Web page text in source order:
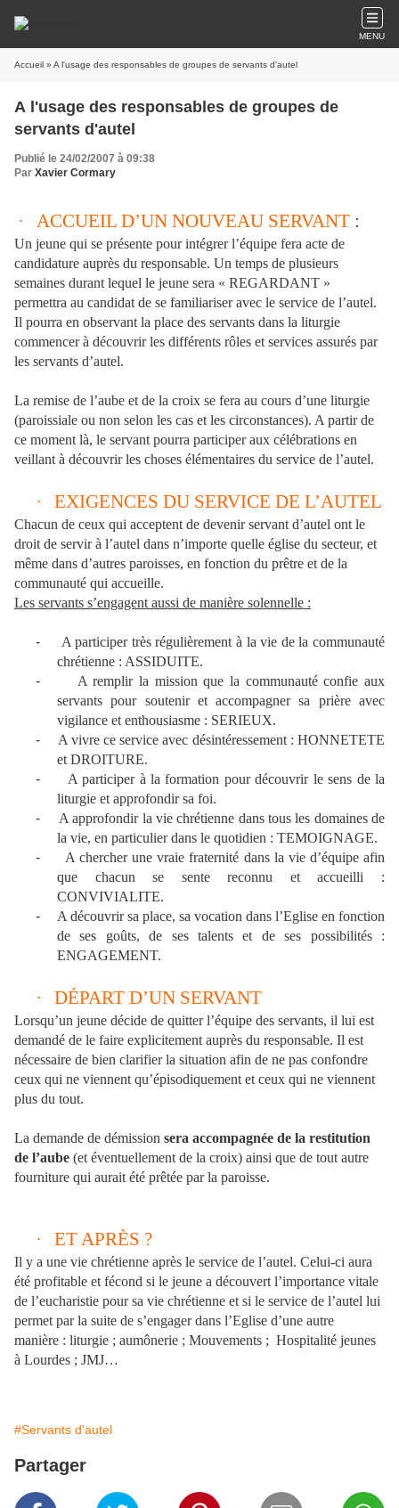
MENU
Accueil » A l'usage des responsables de groupes de servants d'autel
A l'usage des responsables de groupes de
servants d'autel
Publié le 24/02/2007 à 09:38
Par Xavier Cormary
· ACCUEIL D’UN NOUVEAU SERVANT :
Un jeune qui se présente pour intégrer l’équipe fera acte de
candidature auprès du responsable. Un temps de plusieurs
semaines durant lequel le jeune sera « REGARDANT »
permettra au candidat de se familiariser avec le service de l’autel.
Il pourra en observant la place des servants dans la liturgie
commencer à découvrir les différents rôles et services assurés par
les servants d’autel.
La remise de l’aube et de la croix se fera au cours d’une liturgie
(paroissiale ou non selon les cas et les circonstances). A partir de
ce moment là, le servant pourra participer aux célébrations en
veillant à découvrir les choses élémentaires du service de l’autel.
· EXIGENCES DU SERVICE DE L’AUTEL
Chacun de ceux qui acceptent de devenir servant d’autel ont le
droit de servir à l’autel dans n’importe quelle église du secteur, et
même dans d’autres paroisses, en fonction du prêtre et de la
communauté qui accueille.
Les servants s’engagent aussi de manière solennelle :
-
A participer très régulièrement à la vie de la communauté
chrétienne : ASSIDUITE.
-
A remplir la mission que la communauté confie aux
servants pour soutenir et accompagner sa prière avec
vigilance et enthousiasme : SERIEUX.
-
A vivre ce service avec désintéressement : HONNETETE
et DROITURE.
-
A participer à la formation pour découvrir le sens de la
liturgie et approfondir sa foi.
-
A approfondir la vie chrétienne dans tous les domaines de
la vie, en particulier dans le quotidien : TEMOIGNAGE.
-
A chercher une vraie fraternité dans la vie d’équipe afin
que chacun se sente reconnu et accueilli :
CONVIVIALITE.
-
A découvrir sa place, sa vocation dans l’Eglise en fonction
de ses goûts, de ses talents et de ses possibilités :
ENGAGEMENT.
· DÉPART D’UN SERVANT
Lorsqu’un jeune décide de quitter l’équipe des servants, il lui est
demandé de le faire explicitement auprès du responsable. Il est
nécessaire de bien clarifier la situation afin de ne pas confondre
ceux qui ne viennent qu’épisodiquement et ceux qui ne viennent
plus du tout.
La demande de démission sera accompagnée de la restitution
de l’aube (et éventuellement de la croix) ainsi que de tout autre
fourniture qui aurait été prêtée par la paroisse.
· ET APRÈS ?
Il y a une vie chrétienne après le service de l’autel. Celui-ci aura
été profitable et fécond si le jeune a découvert l’importance vitale
de l’eucharistie pour sa vie chrétienne et si le service de l’autel lui
permet par la suite de s’engager dans l’Eglise d’une autre
manière : liturgie ; aumônerie ; Mouvements ; Hospitalité jeunes
à Lourdes ; JMJ…
#Servants d'autel
Partager